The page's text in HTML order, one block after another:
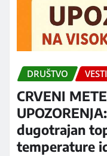
DRUŠTVO VESTI
CRVENI
dugotrajan
temperature